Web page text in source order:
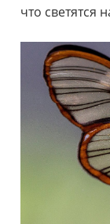
что светятся